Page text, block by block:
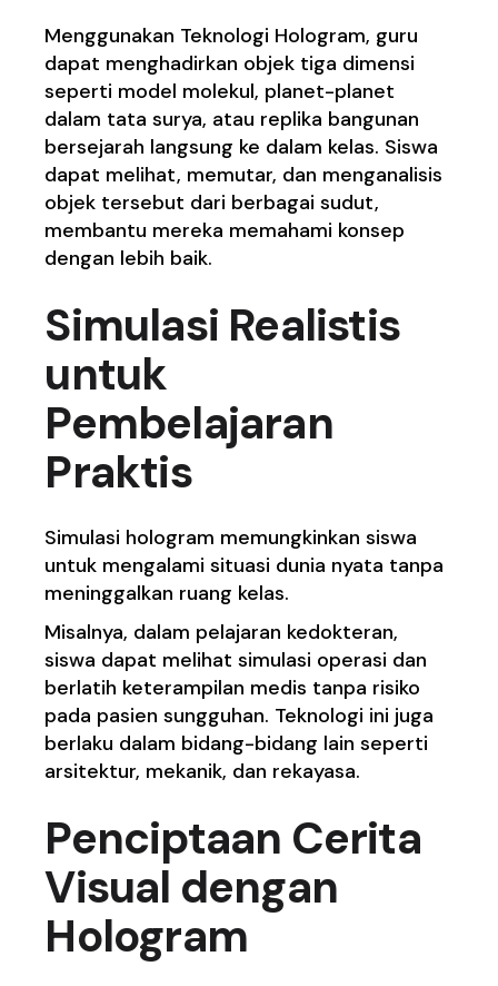
Menggunakan Teknologi Hologram, guru
dapat menghadirkan objek tiga dimensi
seperti model molekul, planet-planet
dalam tata surya, atau replika bangunan
bersejarah langsung ke dalam kelas. Siswa
dapat melihat, memutar, dan menganalisis
objek tersebut dari berbagai sudut,
membantu mereka memahami konsep
dengan lebih baik.
Simulasi Realistis
untuk
Pembelajaran
Praktis
Simulasi hologram memungkinkan siswa
untuk mengalami situasi dunia nyata tanpa
meninggalkan ruang kelas.
Misalnya, dalam pelajaran kedokteran,
siswa dapat melihat simulasi operasi dan
berlatih keterampilan medis tanpa risiko
pada pasien sungguhan. Teknologi ini juga
berlaku dalam bidang-bidang lain seperti
arsitektur, mekanik, dan rekayasa.
Penciptaan Cerita
Visual dengan
Hologram